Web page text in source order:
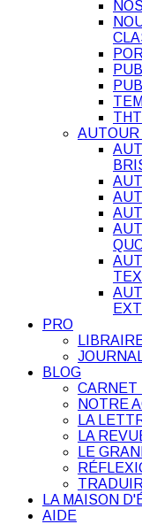
PRO
BLOG
CARNET
NOTRE
LA
LA
LE
LA MAISON
AIDE